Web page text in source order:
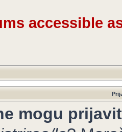
accessible
mogu